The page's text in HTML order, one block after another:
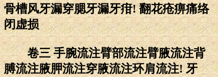
骨槽风牙漏穿腮牙漏牙疳! 翻花疮痹痛络
闭虚损
卷三 手腕流注臂部流注臂腋流注背
膊流注腋胛流注穿腋流注环肩流注! 牙